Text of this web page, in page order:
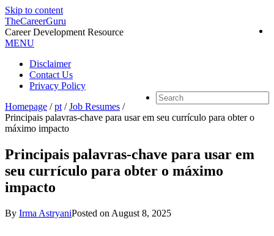
Skip to content
TheCareerGuru
Career Development Resource
MENU
Disclaimer
Contact Us
Privacy Policy
Homepage / pt / Job Resumes /
Principais palavras-chave para usar em seu currículo para obter o
máximo impacto
Principais palavras-chave para usar em
seu currículo para obter o máximo
impacto
By Irma AstryaniPosted on August 8, 2025